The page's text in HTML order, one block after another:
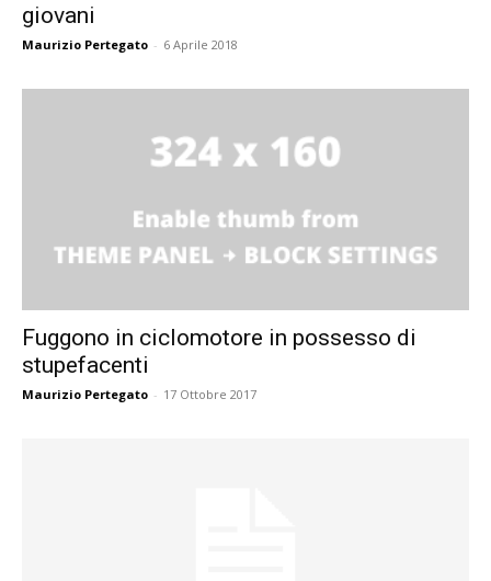
giovani
Maurizio Pertegato - 6 Aprile 2018
Fuggono in ciclomotore in possesso di
stupefacenti
Maurizio Pertegato - 17 Ottobre 2017